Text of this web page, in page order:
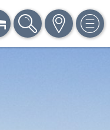
BUCHEN SUCHE KARTE MENÜ